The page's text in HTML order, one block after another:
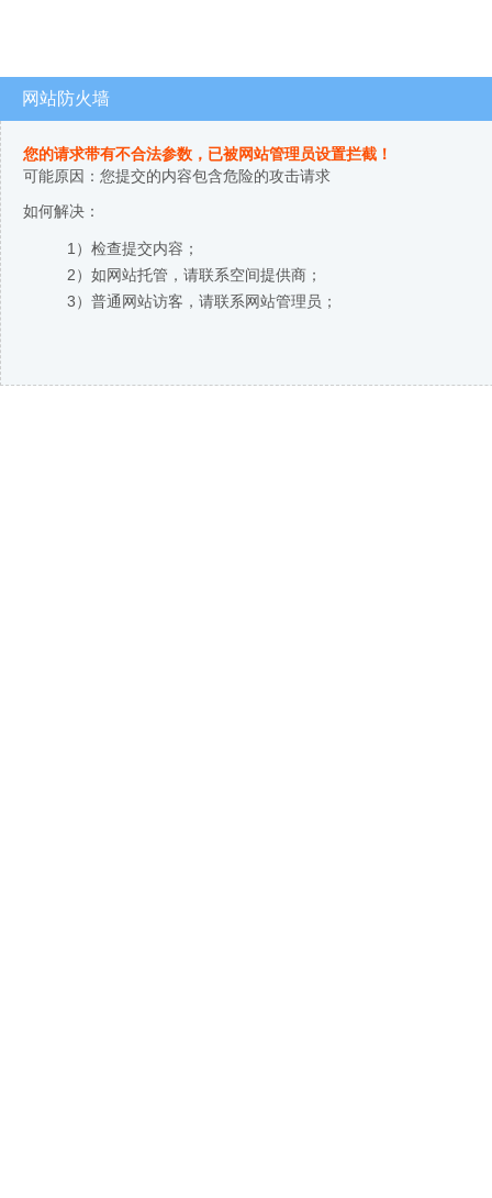
网站防火墙
您的请求带有不合法参数，已被网站管理员设置拦截！
可能原因：您提交的内容包含危险的攻击请求
如何解决：
1）检查提交内容；
2）如网站托管，请联系空间提供商；
3）普通网站访客，请联系网站管理员；